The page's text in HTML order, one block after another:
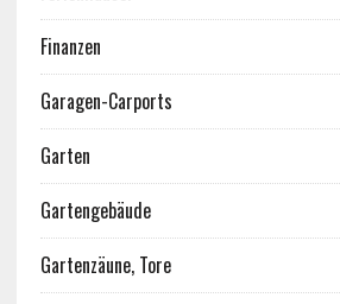
Finanzen
Garagen-Carports
Garten
Gartengebäude
Gartenzäune, Tore